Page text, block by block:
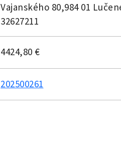
Vajanského 80,984 01
32627211
4424,80 €
202500261